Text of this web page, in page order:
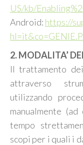
US/kb/
Android: https://
2. MODALITA’
Il trattamento
attraverso
utilizzando
manualmente
tempo
scopi per i quali i